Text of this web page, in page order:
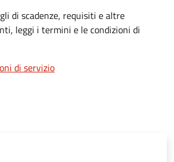
di scadenze, requisiti e altre
leggi i termini e le condizioni di
di servizio